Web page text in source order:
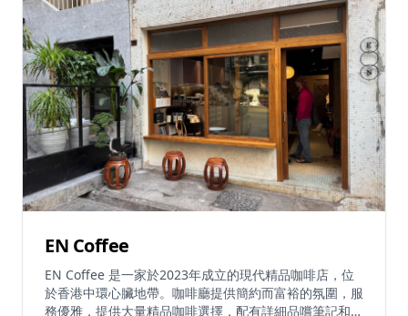
EN Coffee
EN Coffee 是一家於2023年成立的現代精品咖啡店，位
於香港中環心臟地帶。咖啡廳提供簡約而富裕的氛圍，服
務優雅，提供大量精品咖啡選擇，配有詳細品嚐筆記和優